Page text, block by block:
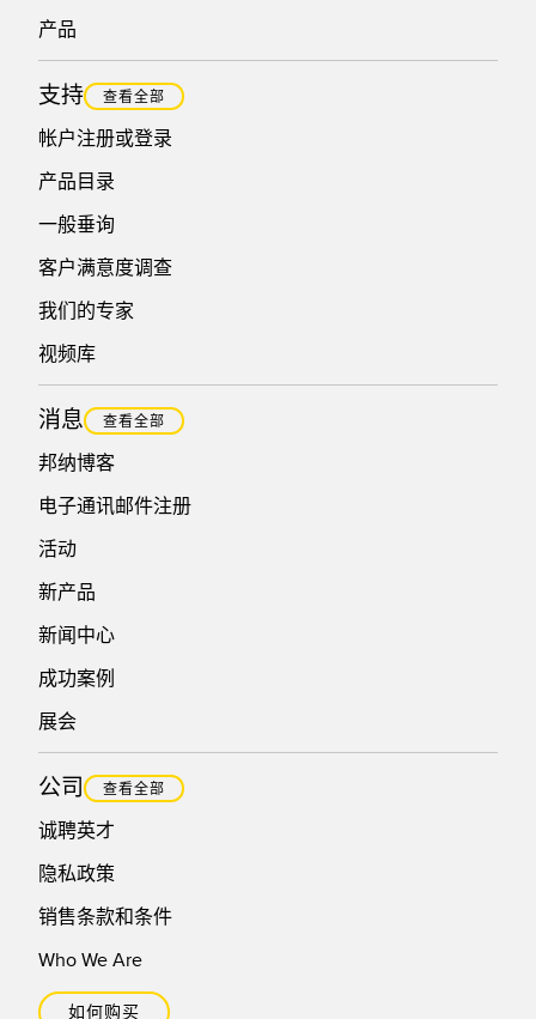
产品
支持 查看全部
帐户注册或登录
产品目录
一般垂询
客户满意度调查
我们的专家
视频库
消息 查看全部
邦纳博客
电子通讯邮件注册
活动
新产品
新闻中心
成功案例
展会
公司 查看全部
诚聘英才
隐私政策
销售条款和条件
Who We Are
如何购买